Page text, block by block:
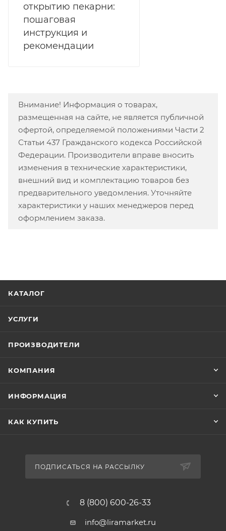
открытию пекарни:
пошаговая
инструкция и
рекомендации
Внимание! Информация о товарах,
размещенная на сайте, не является публичной
офертой, определяемой положениями Части 2
Статьи 437 Гражданского кодекса Российской
Федерации. Производители вправе вносить
изменения в технические характеристики,
внешний вид и комплектацию товаров без
предварительного уведомления. Уточняйте
характеристики у наших менеджеров перед
оформлением заказа.
КАТАЛОГ
УСЛУГИ
ПРОИЗВОДИТЕЛИ
КОМПАНИЯ
ИНФОРМАЦИЯ
КАК КУПИТЬ
ПОДПИСАТЬСЯ НА РАССЫЛКУ
8 (800) 600-26-33
info@liramarket.ru